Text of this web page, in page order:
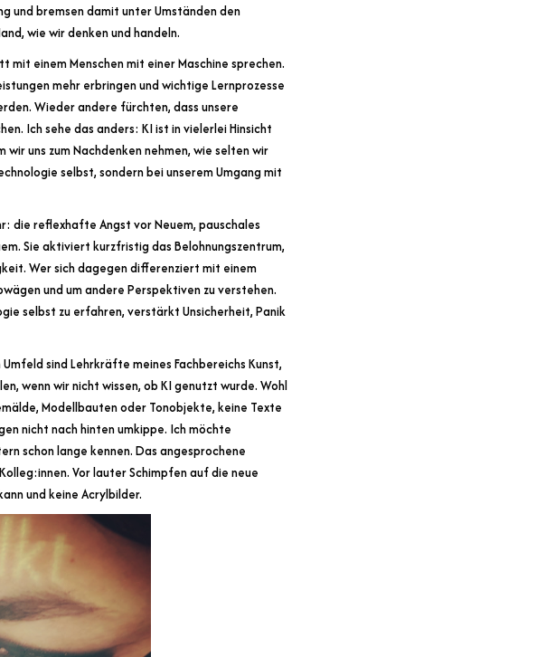
und bremsen damit unter Umständen den
wie wir denken und handeln.
einem Menschen mit einer Maschine sprechen.
mehr erbringen und wichtige Lernprozesse
Wieder andere fürchten, dass unsere
Ich sehe das anders: KI ist in vielerlei Hinsicht
wir uns zum Nachdenken nehmen, wie selten wir
selbst, sondern bei unserem Umgang mit
die reflexhafte Angst vor Neuem, pauschales
Sie aktiviert kurzfristig das Belohnungszentrum,
Wer sich dagegen differenziert mit einem
und um andere Perspektiven zu verstehen.
selbst zu erfahren, verstärkt Unsicherheit, Panik
sind Lehrkräfte meines Fachbereichs Kunst,
wenn wir nicht wissen, ob KI genutzt wurde. Wohl
Modellbauten oder Tonobjekte, keine Texte
nicht nach hinten umkippe. Ich möchte
schon lange kennen. Das angesprochene
Vor lauter Schimpfen auf die neue
und keine Acrylbilder.